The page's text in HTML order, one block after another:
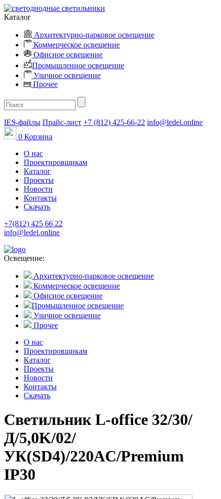
Каталог
Архитектурно-парковое освещение
Коммерческое освещение
Офисное освещение
Промышленное освещение
Уличное освещение
Прочее
IES-файлы Прайс-лист +7 (812) 425-66-22 info@ledel.online
0 Корзина
О нас
Проектировщикам
Каталог
Проекты
Новости
Контакты
Скачать
+7(812) 425 66 22
info@ledel.online
Освещение:
Архитектурно-парковое освещение
Коммерческое освещение
Офисное освещение
Промышленное освещение
Уличное освещение
Прочее
О нас
Проектировщикам
Каталог
Проекты
Новости
Контакты
Скачать
Светильник L-office 32/30/
Д/5,0K/02/
УК(SD4)/220AC/Premium
IP30